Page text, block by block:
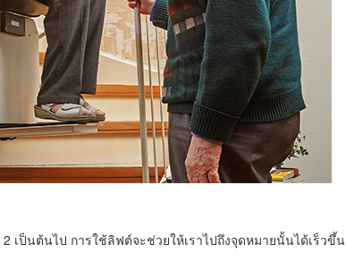
เป็นต้นไป การใช้ลิฟต์จะช่วยให้เราไปถึงจุดหมายนั้นได้เร็วขึ้น